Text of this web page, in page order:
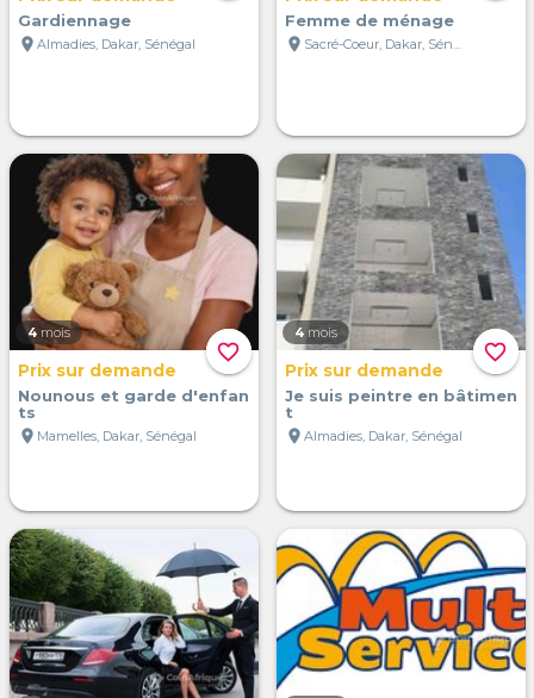
Gardiennage
location_on Almadies, Dakar, Sénégal
Femme de ménage
location_on
Sacré-Coeur, Dakar, Sénégal
favorite_border
4 mois
Prix sur demande
Nounous et garde d'enfan
ts
location_on Mamelles, Dakar, Sénégal
favorite_border
4 mois
Prix sur demande
Je suis peintre en bâtimen
t
location_on Almadies, Dakar, Sénégal